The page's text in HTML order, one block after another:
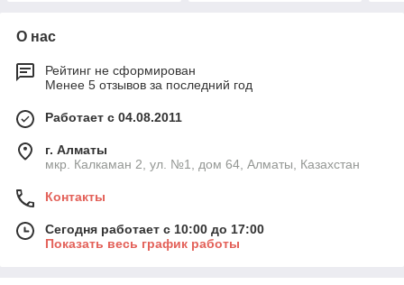
О нас
Рейтинг не сформирован
Менее 5 отзывов за последний год
Работает с 04.08.2011
г. Алматы
мкр. Калкаман 2, ул. №1, дом 64, Алматы, Казахстан
Контакты
Сегодня работает с 10:00 до 17:00
Показать весь график работы